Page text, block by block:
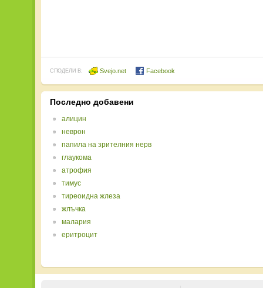
СПОДЕЛИ В: Svejo.net Facebook
Последно добавени
алицин
неврон
папила на зрителния нерв
глаукома
атрофия
тимус
тиреоидна жлеза
жлъчка
малария
еритроцит